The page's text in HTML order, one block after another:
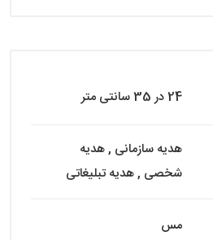
24 در 35 سانتی متر
هدیه سازمانی , هدیه
شخصی , هدیه تبلیغاتی
مس